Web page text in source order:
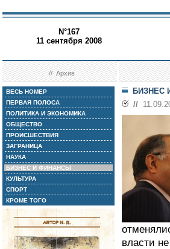
N°167
11 сентября 2008
//Архив
ВЕСЬ НОМЕР
ПЕРВАЯ ПОЛОСА
ПОЛИТИКА И ЭКОНОМИКА
ОБЩЕСТВО
ПРОИСШЕСТВИЯ
ЗАГРАНИЦА
НАУКА
БИЗНЕС И ФИНАНСЫ
КУЛЬТУРА
СПОРТ
КРОМЕ ТОГО
БИЗНЕС
//
власти